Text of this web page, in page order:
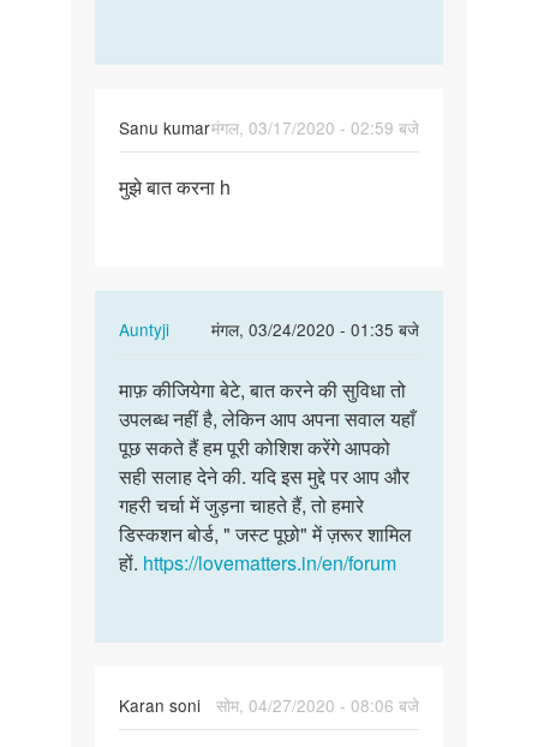
Sanu kumarमंगल, 03/17/2020 - 02:59 बजे
मुझे
मुझे बात करना h
Auntyji
मंगल, 03/24/2020 - 01:35 बजे
In
to
मुझे
बात
करना
h
by
Sanu
माफ़
कीजियेगा
बेटे,
बात
करने…
माफ़ कीजियेगा बेटे, बात करने की सुविधा तो
उपलब्ध नहीं है, लेकिन आप अपना सवाल यहाँ
पूछ सकते हैं हम पूरी कोशिश करेंगे आपको
सही सलाह देने की. यदि इस मुद्दे पर आप और
गहरी चर्चा में जुड़ना चाहते हैं, तो हमारे
डिस्कशन बोर्ड, " जस्ट पूछो" में ज़रूर शामिल
हों. https://lovematters.in/en/forum
Karan soni
सोम, 04/27/2020 - 08:06 बजे